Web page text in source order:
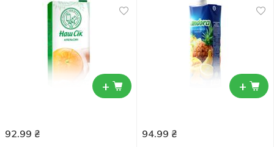
+
92.99 ₴
+
94.99 ₴